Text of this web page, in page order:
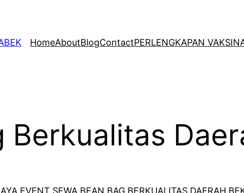
HomeAboutBlogContactPERLENGKAPAN
Berkualitas
EVENT SEWA BEAN BAG BERKUALITAS DAERAH